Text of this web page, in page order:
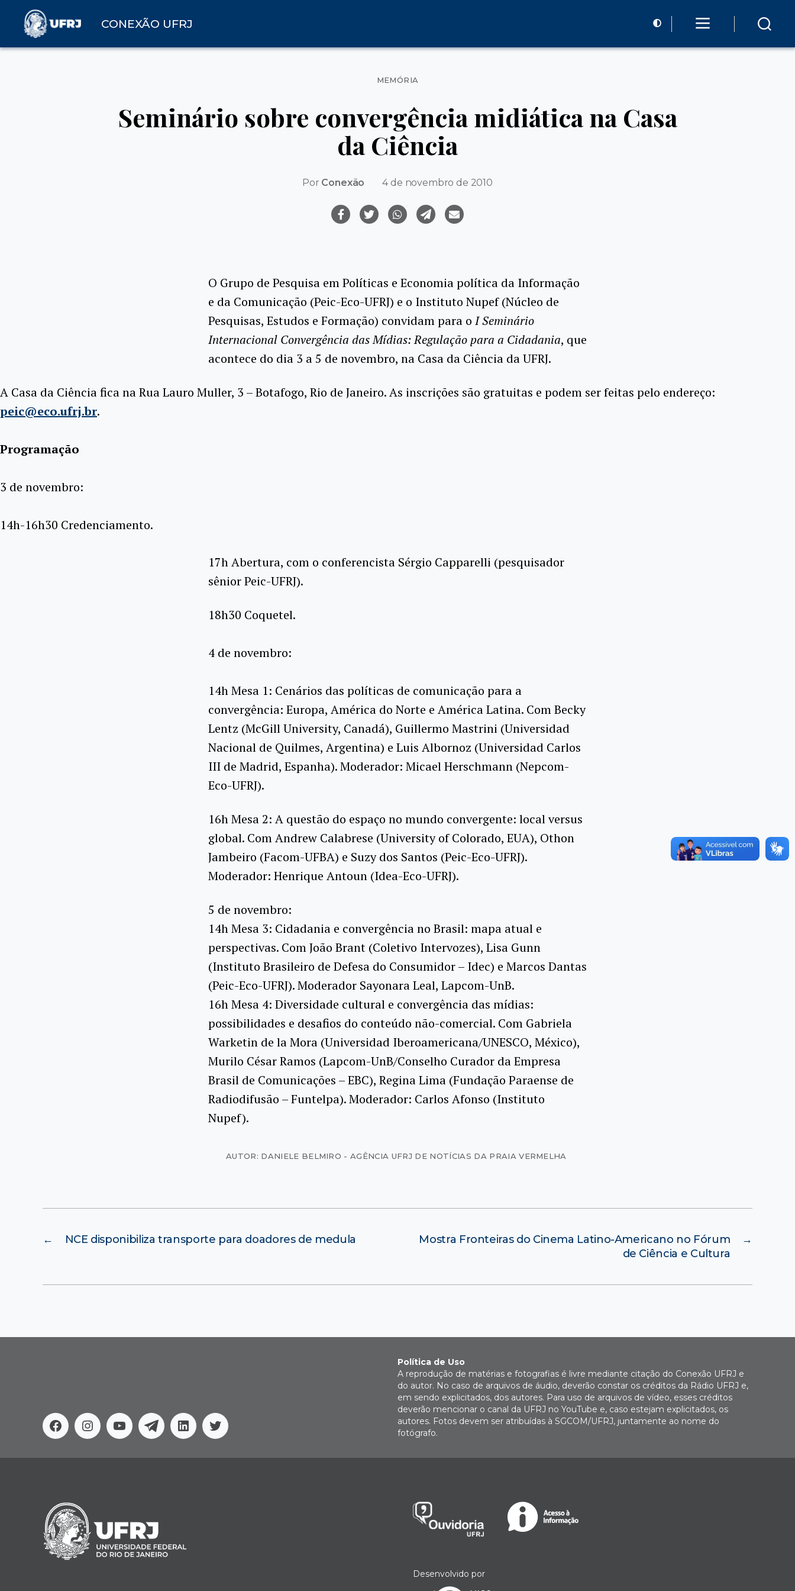
CONEXÃO UFRJ
Categorias
MEMÓRIA
Seminário sobre convergência midiática na Casa
da Ciência
Por Conexão 4 de novembro de 2010
O Grupo de Pesquisa em Políticas e Economia política da Informação
e da Comunicação (Peic-Eco-UFRJ) e o Instituto Nupef (Núcleo de
Pesquisas, Estudos e Formação) convidam para o I Seminário
Internacional Convergência das Mídias: Regulação para a Cidadania, que
acontece do dia 3 a 5 de novembro, na Casa da Ciência da UFRJ.
A Casa da Ciência fica na Rua Lauro Muller, 3 – Botafogo, Rio de Janeiro. As inscrições são gratuitas e podem ser feitas pelo endereço:
peic@eco.ufrj.br.
Programação
3 de novembro:
14h-16h30 Credenciamento.
17h Abertura, com o conferencista Sérgio Capparelli (pesquisador
sênior Peic-UFRJ).
18h30 Coquetel.
4 de novembro:
14h Mesa 1: Cenários das políticas de comunicação para a
convergência: Europa, América do Norte e América Latina. Com Becky
Lentz (McGill University, Canadá), Guillermo Mastrini (Universidad
Nacional de Quilmes, Argentina) e Luis Albornoz (Universidad Carlos
III de Madrid, Espanha). Moderador: Micael Herschmann (Nepcom-
Eco-UFRJ).
16h Mesa 2: A questão do espaço no mundo convergente: local versus
global. Com Andrew Calabrese (University of Colorado, EUA), Othon
Jambeiro (Facom-UFBA) e Suzy dos Santos (Peic-Eco-UFRJ).
Moderador: Henrique Antoun (Idea-Eco-UFRJ).
5 de novembro:
14h Mesa 3: Cidadania e convergência no Brasil: mapa atual e
perspectivas. Com João Brant (Coletivo Intervozes), Lisa Gunn
(Instituto Brasileiro de Defesa do Consumidor – Idec) e Marcos Dantas
(Peic-Eco-UFRJ). Moderador Sayonara Leal, Lapcom-UnB.
16h Mesa 4: Diversidade cultural e convergência das mídias:
possibilidades e desafios do conteúdo não-comercial. Com Gabriela
Warketin de la Mora (Universidad Iberoamericana/UNESCO, México),
Murilo César Ramos (Lapcom-UnB/Conselho Curador da Empresa
Brasil de Comunicações – EBC), Regina Lima (Fundação Paraense de
Radiodifusão – Funtelpa). Moderador: Carlos Afonso (Instituto
Nupef).
AUTOR: DANIELE BELMIRO - AGÊNCIA UFRJ DE NOTÍCIAS DA PRAIA VERMELHA
← NCE disponibiliza transporte para doadores de medula →
Mostra Fronteiras do Cinema Latino-Americano no Fórum
de Ciência e Cultura
FacebookInstagram
YoutubeTelegramLinkedinTwitter
Política de Uso
A reprodução de matérias e fotografias é livre mediante citação do Conexão UFRJ e
do autor. No caso de arquivos de áudio, deverão constar os créditos da Rádio UFRJ e,
em sendo explicitados, dos autores. Para uso de arquivos de vídeo, esses créditos
deverão mencionar o canal da UFRJ no YouTube e, caso estejam explicitados, os
autores. Fotos devem ser atribuídas à SGCOM/UFRJ, juntamente ao nome do
fotógrafo.
Desenvolvido por